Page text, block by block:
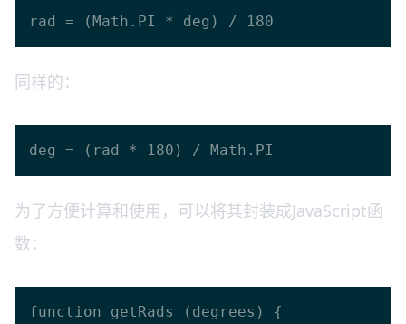
同样的：
为了方便计算和使用，可以将其封装成JavaScript函
数：
function getRads (degrees) {